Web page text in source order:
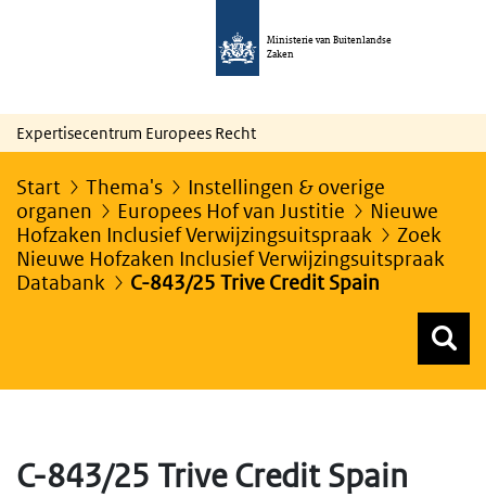
Ministerie van Buitenlandse
Zaken
Expertisecentrum Europees Recht
Start Thema's
Instellingen & overige
organen
Europees Hof van Justitie
Nieuwe
Hofzaken Inclusief Verwijzingsuitspraak
Zoek
Nieuwe Hofzaken Inclusief Verwijzingsuitspraak
Databank
C-843/25 Trive Credit Spain
C-843/25 Trive Credit Spain